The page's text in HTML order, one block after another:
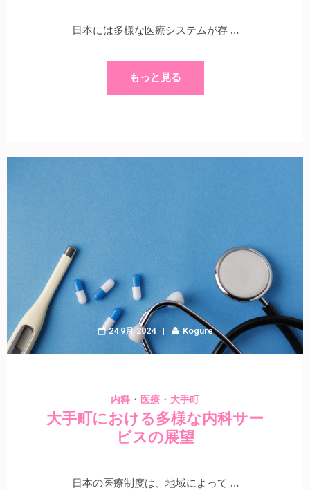
日本には多様な医療システムが存 …
もっと見る
24 9月 2024 Kogure
内科 ・ 医療 ・ 大手町
大手町における多様な内科サー
ビスの展望
日本の医療制度は、地域によって …